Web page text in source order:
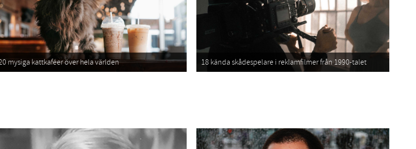
mysiga kattkaféer över hela världen 18 kända skådespelare i reklamfilmer från 1990-talet